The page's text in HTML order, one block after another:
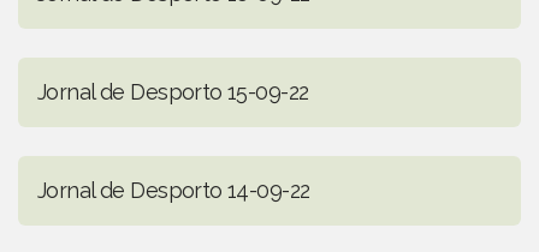
Jornal de Desporto 15-09-22
Jornal de Desporto 14-09-22